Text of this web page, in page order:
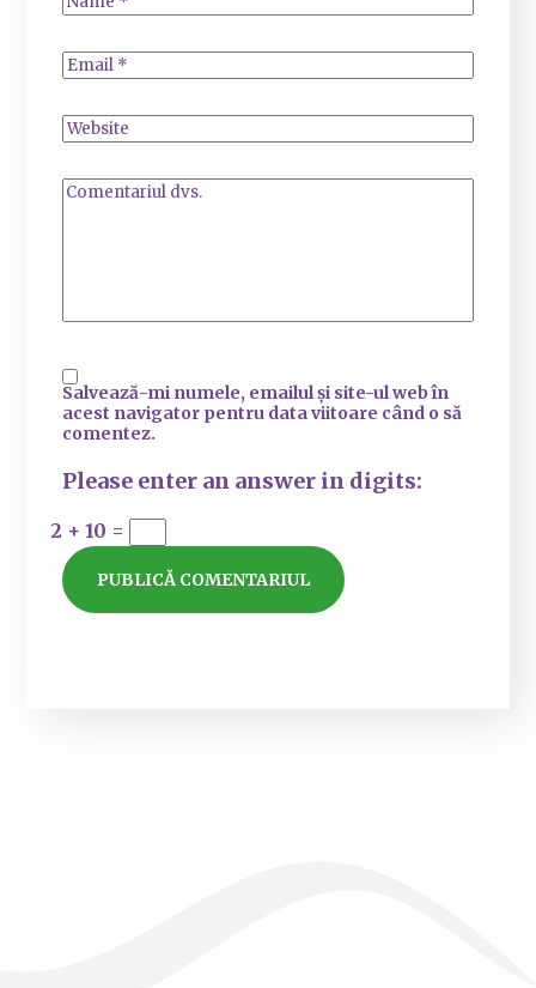
Salvează-mi numele, emailul și site-ul web în
acest navigator pentru data viitoare când o să
comentez.
Please enter an answer in digits:
2 + 10 =